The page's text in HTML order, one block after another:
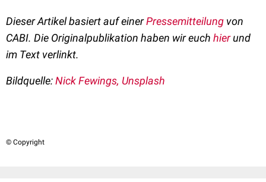
Dieser Artikel basiert auf einerPressemitteilung von
CABI. Die Originalpublikation haben wir euch hierund
im Text verlinkt.
Bildquelle:Nick Fewings, Unsplash
© Copyright